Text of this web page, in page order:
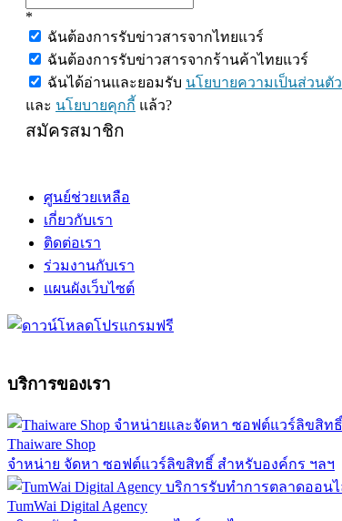
*
ฉันต้องการรับข่าวสารจากไทยแวร์
ฉันต้องการรับข่าวสารจากร้านค้าไทยแวร์
ฉันได้อ่านและยอมรับ นโยบายความเป็นส่วนตัว
และ นโยบายคุกกี้ แล้ว?
สมัครสมาชิก
ศูนย์ช่วยเหลือ
เกี่ยวกับเรา
ติดต่อเรา
ร่วมงานกับเรา
แผนผังเว็บไซต์
บริการของเรา
Thaiware Shop
จำหน่าย จัดหา ซอฟต์แวร์ลิขสิทธิ์ สำหรับองค์กร ฯลฯ
TumWai Digital Agency